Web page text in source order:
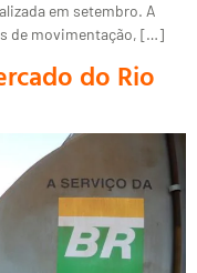
em setembro. A
de movimentação, […]
do Rio